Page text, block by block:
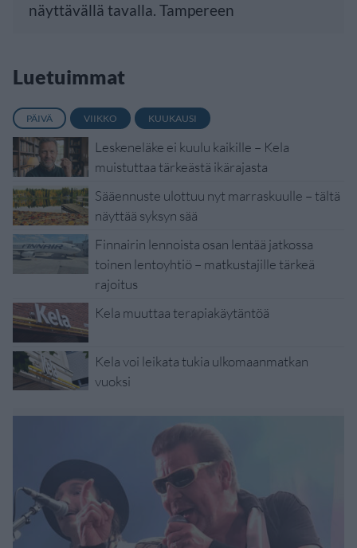
näyttävällä tavalla. Tampereen
Luetuimmat
PÄIVÄ VIIKKO KUUKAUSI
Leskeneläke ei kuulu kaikille – Kela
muistuttaa tärkeästä ikärajasta
Sääennuste ulottuu nyt marraskuulle – tältä
näyttää syksyn sää
Finnairin lennoista osan lentää jatkossa
toinen lentoyhtiö – matkustajille tärkeä
rajoitus
Kela muuttaa terapiakäytäntöä
Kela voi leikata tukia ulkomaanmatkan
vuoksi